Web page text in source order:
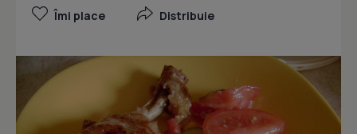
Îmi place Distribuie